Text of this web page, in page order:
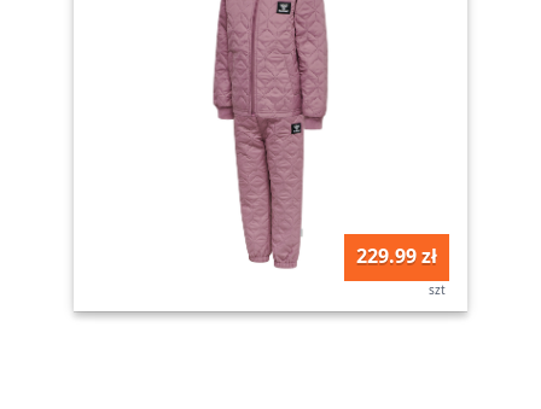
229.99 zł
szt